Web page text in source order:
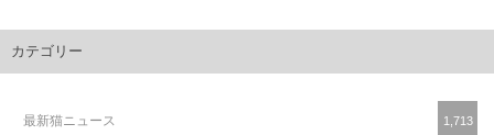
カテゴリー
最新猫ニュース 1,713